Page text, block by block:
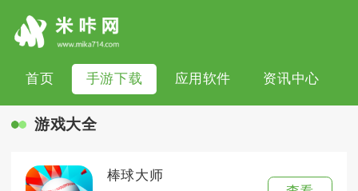
首页 手游下载 应用软件 资讯中心
游戏大全
棒球大师